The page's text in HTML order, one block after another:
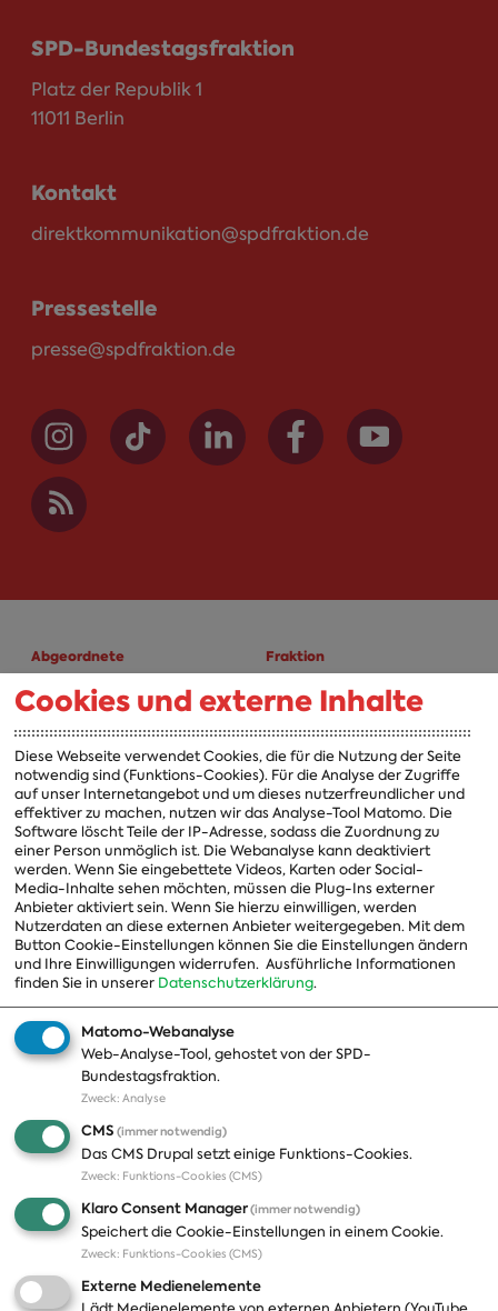
SPD-Bundestagsfraktion
Platz der Republik 1
11011 Berlin
Kontakt
direktkommunikation@spdfraktion.de
Pressestelle
presse@spdfraktion.de
Abgeordnete
A-Z
Fraktion
Fraktion
Vorsitzender
Vorstand
Arbeitsgruppen
Ausschussvorsitzende
Beauftragte
Landesgruppen
Organisation
Themen
Positionen
Publikationen
Presse
Fotos
Pressekontakt
Termine
Jobs und Ausbildung
Cookies und externe Inhalte
Diese Webseite verwendet Cookies, die für die Nutzung der Seite
notwendig sind (Funktions-Cookies). Für die Analyse der Zugriffe
auf unser Internetangebot und um dieses nutzerfreundlicher und
effektiver zu machen, nutzen wir das Analyse-Tool Matomo. Die
Software löscht Teile der IP-Adresse, sodass die Zuordnung zu
einer Person unmöglich ist. Die Webanalyse kann deaktiviert
werden. Wenn Sie eingebettete Videos, Karten oder Social-
Media-Inhalte sehen möchten, müssen die Plug-Ins externer
Anbieter aktiviert sein. Wenn Sie hierzu einwilligen, werden
Nutzerdaten an diese externen Anbieter weitergegeben. Mit dem
Button Cookie-Einstellungen können Sie die Einstellungen ändern
und Ihre Einwilligungen widerrufen. Ausführliche Informationen
finden Sie in unserer Datenschutzerklärung.
Matomo-Webanalyse
Web-Analyse-Tool, gehostet von der SPD-
Bundestagsfraktion.
Zweck: Analyse
CMS (immer notwendig)
Das CMS Drupal setzt einige Funktions-Cookies.
Zweck: Funktions-Cookies (CMS)
Klaro Consent Manager(immer notwendig)
Speichert die Cookie-Einstellungen in einem Cookie.
Zweck: Funktions-Cookies (CMS)
Externe Medienelemente